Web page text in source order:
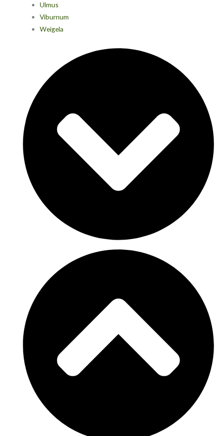
Ulmus
Viburnum
Weigela